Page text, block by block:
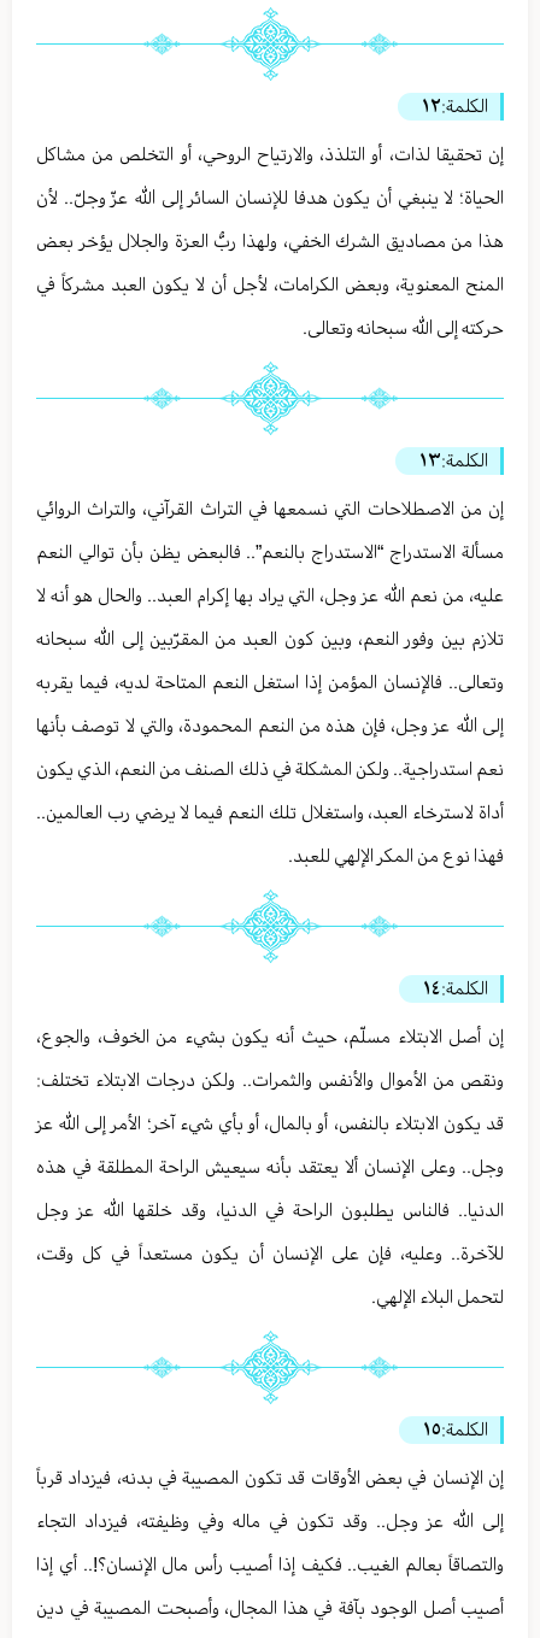
الكلمة:١٢
إن تحقيقا لذات، أو التلذذ، والارتياح الروحي، أو التخلص من مشاكل
الحياة؛ لا ينبغي أن يكون هدفا للإنسان السائر إلى الله عزّ وجلّ.. لأن
هذا من مصاديق الشرك الخفي، ولهذا ربُّ العزة والجلال يؤخر بعض
المنح المعنوية، وبعض الكرامات، لأجل أن لا يكون العبد مشركاً في
حركته إلى الله سبحانه وتعالى.
الكلمة:١٣
إن من الاصطلاحات التي نسمعها في التراث القرآني، والتراث الروائي
مسألة الاستدراج “الاستدراج بالنعم”.. فالبعض يظن بأن توالي النعم
عليه، من نعم الله عز وجل، التي يراد بها إكرام العبد.. والحال هو أنه لا
تلازم بين وفور النعم، وبين كون العبد من المقرّبين إلى الله سبحانه
وتعالى.. فالإنسان المؤمن إذا استغل النعم المتاحة لديه، فيما يقربه
إلى الله عز وجل، فإن هذه من النعم المحمودة، والتي لا توصف بأنها
نعم استدراجية.. ولكن المشكلة في ذلك الصنف من النعم، الذي يكون
أداة لاسترخاء العبد، واستغلال تلك النعم فيما لا يرضي رب العالمين..
فهذا نوع من المكر الإلهي للعبد.
الكلمة:١٤
إن أصل الابتلاء مسلّم، حيث أنه يكون بشيء من الخوف، والجوع،
ونقص من الأموال والأنفس والثمرات.. ولكن درجات الابتلاء تختلف:
قد يكون الابتلاء بالنفس، أو بالمال، أو بأي شيء آخر؛ الأمر إلى الله عز
وجل.. وعلى الإنسان ألا يعتقد بأنه سيعيش الراحة المطلقة في هذه
الدنيا.. فالناس يطلبون الراحة في الدنيا، وقد خلقها الله عز وجل
للآخرة.. وعليه، فإن على الإنسان أن يكون مستعداً في كل وقت،
لتحمل البلاء الإلهي.
الكلمة:١٥
إن الإنسان في بعض الأوقات قد تكون المصيبة في بدنه، فيزداد قرباً
إلى الله عز وجل.. وقد تكون في ماله وفي وظيفته، فيزداد التجاء
والتصاقاً بعالم الغيب.. فكيف إذا أصيب رأس مال الإنسان؟!.. أي إذا
أصيب أصل الوجود بآفة في هذا المجال، وأصبحت المصيبة في دين